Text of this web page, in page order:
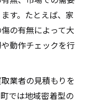
す。たとえば、家
の有無によって大
動作チェックを行
業者の見積もりを
では地域密着型の